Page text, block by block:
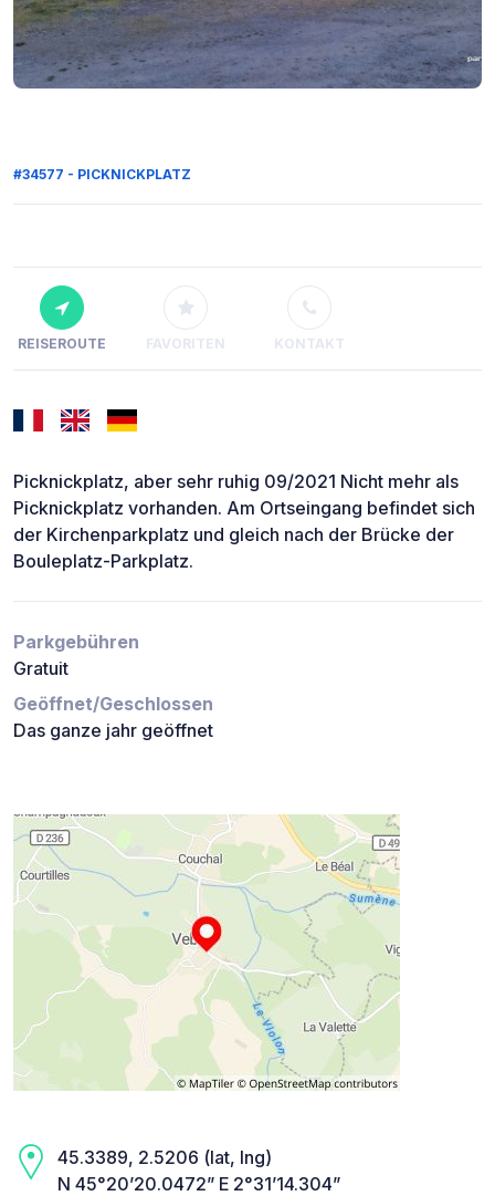
#34577 - PICKNICKPLATZ
REISEROUTE FAVORITEN KONTAKT
Picknickplatz, aber sehr ruhig 09/2021 Nicht mehr als
Picknickplatz vorhanden. Am Ortseingang befindet sich
der Kirchenparkplatz und gleich nach der Brücke der
Bouleplatz-Parkplatz.
Parkgebühren
Gratuit
Geöffnet/Geschlossen
Das ganze jahr geöffnet
45.3389, 2.5206 (lat, lng)
N 45°20’20.0472” E 2°31’14.304”